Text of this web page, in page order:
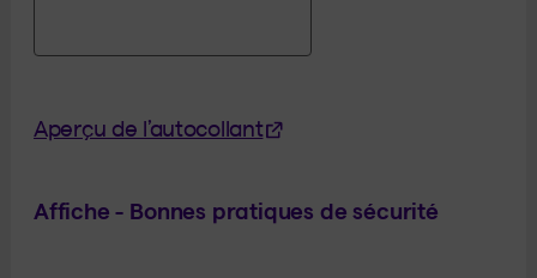
Aperçu de l’autocollant(Cet hyperlien s'ouvrira
Affiche - Bonnes pratiques de sécurité